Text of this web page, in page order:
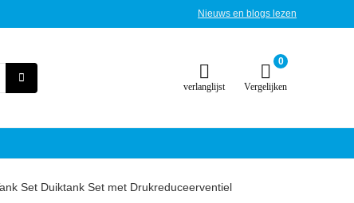
Nieuws en blogs lezen
verlanglijst
0
Vergelijken
Set Duiktank Set met Drukreduceerventiel